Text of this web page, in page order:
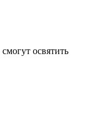
освятить